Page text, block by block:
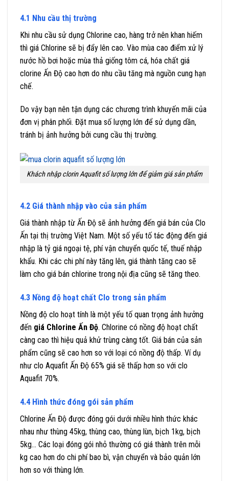
4.1 Nhu cầu thị trường
Khi nhu cầu sử dụng Chlorine cao, hàng trở nên khan hiếm
thì giá Chlorine sẽ bị đẩy lên cao. Vào mùa cao điểm xử lý
nước hồ bơi hoặc mùa thả giống tôm cá, hóa chất giá
clorine Ấn Độ cao hơn do nhu cầu tăng mà nguồn cung hạn
chế.
Do vậy bạn nên tận dụng các chương trình khuyến mãi của
đơn vị phân phối. Đặt mua số lượng lớn để sử dụng dần,
tránh bị ảnh hưởng bởi cung cầu thị trường.
Khách nhập clorin Aquafit số lượng lớn để giảm giá sản phẩm
4.2 Giá thành nhập vào của sản phẩm
Giá thành nhập từ Ấn Độ sẽ ảnh hưởng đến giá bán của Clo
Ấn tại thị trường Việt Nam. Một số yếu tố tác động đến giá
nhập là tỷ giá ngoại tệ, phí vận chuyển quốc tế, thuế nhập
khẩu. Khi các chi phí này tăng lên, giá thành tăng cao sẽ
làm cho giá bán chlorine trong nội địa cũng sẽ tăng theo.
4.3 Nồng độ hoạt chất Clo trong sản phẩm
Nồng độ clo hoạt tính là một yếu tố quan trọng ảnh hưởng
đến giá Chlorine Ấn Độ. Chlorine có nồng độ hoạt chất
càng cao thì hiệu quả khử trùng càng tốt. Giá bán của sản
phẩm cũng sẽ cao hơn so với loại có nồng độ thấp. Ví dụ
như clo Aquafit Ấn Độ 65% giá sẽ thấp hơn so với clo
Aquafit 70%.
4.4 Hình thức đóng gói sản phẩm
Chlorine Ấn Độ được đóng gói dưới nhiều hình thức khác
nhau như thùng 45kg, thùng cao, thùng lùn, bịch 1kg, bịch
5kg… Các loại đóng gói nhỏ thường có giá thành trên mỗi
kg cao hơn do chi phí bao bì, vận chuyển và bảo quản lớn
hơn so với thùng lớn.